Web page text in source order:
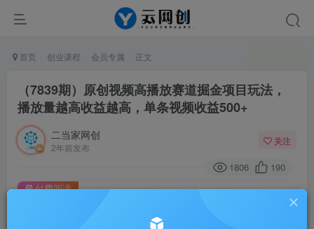
首页 创业课程 会员专属 正文
（7839期）原创视频高播放赛道掘金项目玩法，
播放量越高收益越高，单条视频收益500+
二当家网创
2年前发布
关注
1806 190
此内容为付费阅读，请付费后查看
付费阅读